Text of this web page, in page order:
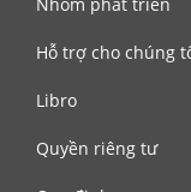
Nhóm phát triển
Hỗ trợ cho chúng
Libro
Quyền riêng tư